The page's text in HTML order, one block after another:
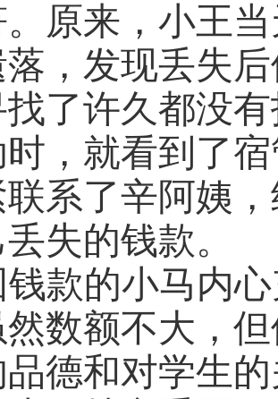
原来，小王
，发现丢失
找了许久都没
，就看到了宿
系了辛阿姨
失的钱款。
款的小马内
然数额不大，
德和对学生